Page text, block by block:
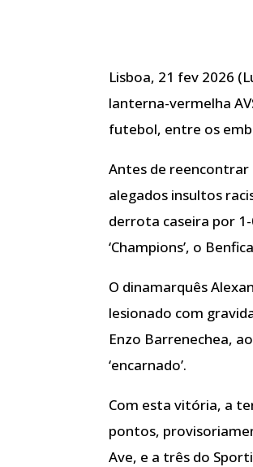
Lisboa, 21 fev 2026
lanterna-vermelha
futebol, entre os
Antes de reencontrar
alegados insultos
derrota caseira por
‘Champions’, o
O dinamarquês
lesionado com
Enzo Barrenechea,
‘encarnado’.
Com esta vitória, a
pontos,
Ave, e a três do